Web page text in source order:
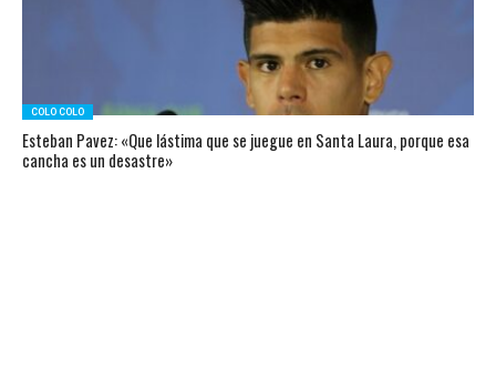
COLO COLO
Esteban Pavez: «Que lástima que se juegue en Santa Laura, porque esa
cancha es un desastre»